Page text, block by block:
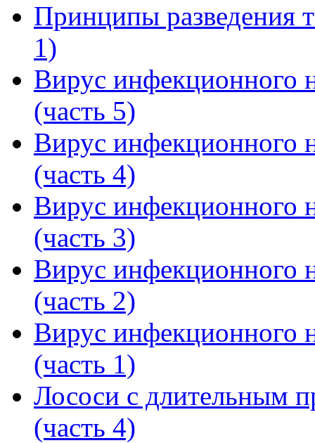
Принципы разведения
1)
Вирус инфекционного
(часть 5)
Вирус инфекционного
(часть 4)
Вирус инфекционного
(часть 3)
Вирус инфекционного
(часть 2)
Вирус инфекционного
(часть 1)
Лососи с длительным
(часть 4)